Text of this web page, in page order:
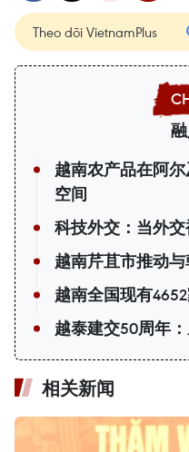
Theo dõi VietnamPlus
越南农产品在阿
空间
科技外交：当外
越南芹苴市推动
越南全国现有
越泰建交50周年
相关新闻